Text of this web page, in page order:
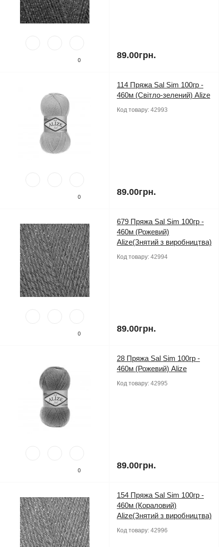
0 89.00грн.
0
114 Пряжа Sal Sim 100гр -
460м (Світло-зелений) Alize
Код товару: 42993
89.00грн.
0
679 Пряжа Sal Sim 100гр -
460м (Рожевий)
Alize(Знятий з виробництва)
Код товару: 42994
89.00грн.
0
28 Пряжа Sal Sim 100гр -
460м (Рожевий) Alize
Код товару: 42995
89.00грн.
154 Пряжа Sal Sim 100гр -
460м (Кораловий)
Alize(Знятий з виробництва)
Код товару: 42996